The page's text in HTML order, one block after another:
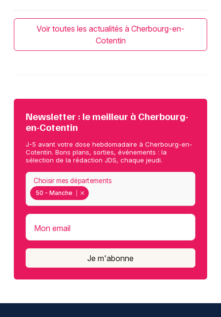
Voir toutes les actualités à Cherbourg-en-
Cotentin
Newsletter : le meilleur à Cherbourg-
en-Cotentin
J-5 avant votre dose hebdomadaire à Cherbourg-en-
Cotentin. Bons plans, sorties, événements : la
sélection de la rédaction JDS, chaque jeudi.
50 - Manche
Choisir mes départements
Mon email
Je m'abonne